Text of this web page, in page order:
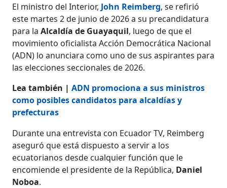
El ministro del Interior, John Reimberg, se refirió
este martes 2 de junio de 2026 a su precandidatura
para laAlcaldía de Guayaquil, luego de que el
movimiento oficialista Acción Democrática Nacional
(ADN) lo anunciara como uno de sus aspirantes para
las elecciones seccionales de 2026.
Lea también |ADN promociona a sus ministros
como posibles candidatos para alcaldías y
prefecturas
Durante una entrevista con Ecuador TV, Reimberg
aseguró que está dispuesto a servir a los
ecuatorianos desde cualquier función que le
encomiende el presidente de la República, Daniel
Noboa.